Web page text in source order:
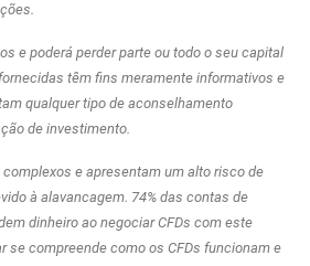
e poderá perder parte ou todo o seu capital
têm fins meramente informativos e
qualquer tipo de aconselhamento
de investimento.
e apresentam um alto risco de
à alavancagem. 74% das contas de
dinheiro ao negociar CFDs com este
se compreende como os CFDs funcionam e